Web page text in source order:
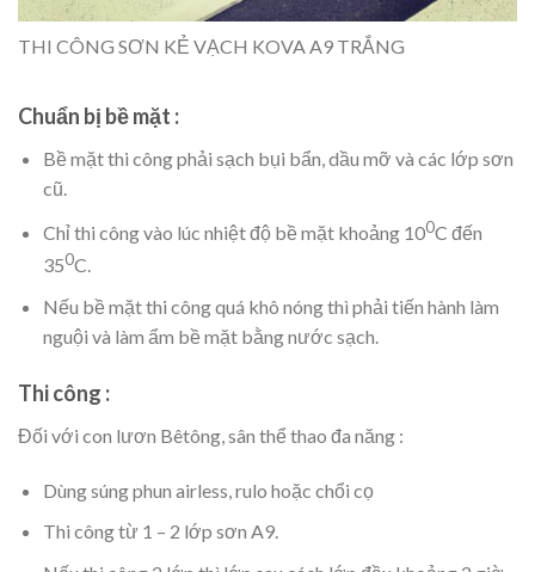
THI CÔNG SƠN KẺ VẠCH KOVA A9 TRẮNG
Chuẩn bị bề mặt :
Bề mặt thi công phải sạch bụi bẩn, dầu mỡ và các lớp sơn
cũ.
Chỉ thi công vào lúc nhiệt độ bề mặt khoảng 100C đến
350C.
Nếu bề mặt thi công quá khô nóng thì phải tiến hành làm
nguội và làm ẩm bề mặt bằng nước sạch.
Thi công :
Đối với con lươn Bêtông, sân thể thao đa năng :
Dùng súng phun airless, rulo hoặc chổi cọ
Thi công từ 1 – 2 lớp sơn A9.